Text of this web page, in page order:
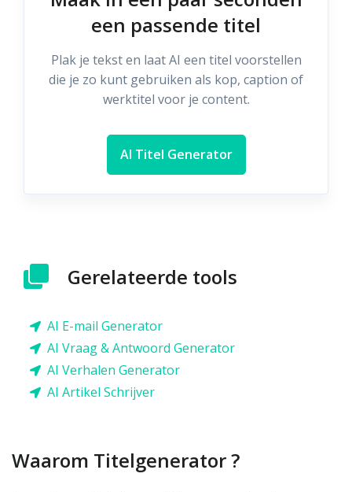
een passende titel
Plak je tekst en laat AI een titel voorstellen
die je zo kunt gebruiken als kop, caption of
werktitel voor je content.
AI Titel Generator
Gerelateerde tools
AI E-mail Generator
AI Vraag & Antwoord Generator
AI Verhalen Generator
AI Artikel Schrijver
Waarom Titelgenerator ?